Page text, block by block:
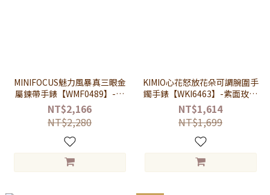
MINIFOCUS魅力風暴真三眼金
屬鍊帶手錶【WMF0489】-灰
面銀帶
NT$2,166
NT$2,280
KIMIO心花怒放花朵可調腕圍手
鐲手錶【WKI6463】-紫面玫金
帶
NT$1,614
NT$1,699